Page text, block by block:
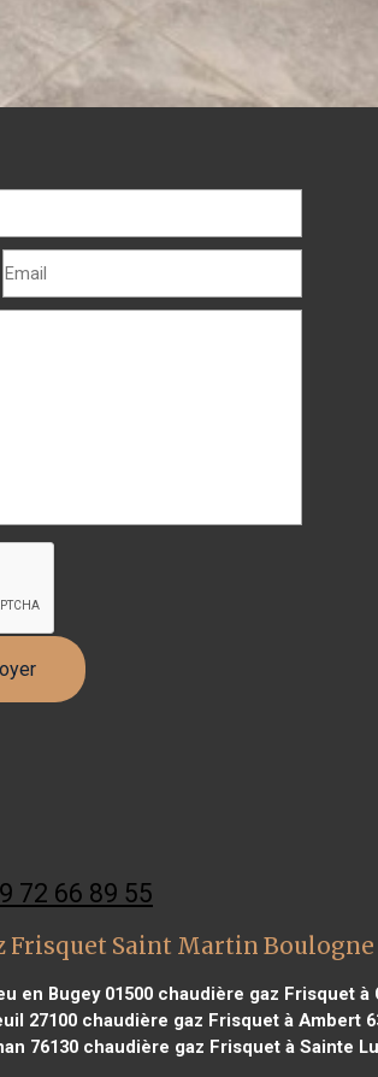
72 66 89 55
Saint Martin Boulogne
en Bugey 01500 chaudière gaz Frisquet à
27100 chaudière gaz Frisquet à Ambert
76130chaudière gaz Frisquet à Sainte